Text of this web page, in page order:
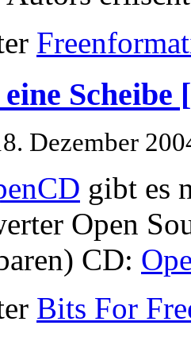
Scheibe
Dezember
gibt es
Open
CD:
Bits For